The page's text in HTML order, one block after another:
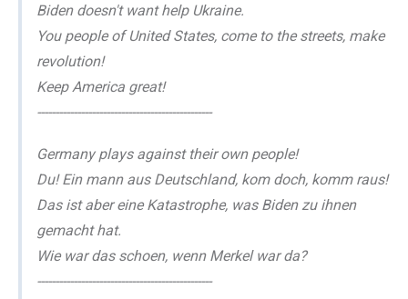
Biden doesn't want help Ukraine.
You people of United States, come to the streets, make
revolution!
Keep America great!
------------------------------------------------
Germany plays against their own people!
Du! Ein mann aus Deutschland, kom doch, komm raus!
Das ist aber eine Katastrophe, was Biden zu ihnen
gemacht hat.
Wie war das schoen, wenn Merkel war da?
------------------------------------------------